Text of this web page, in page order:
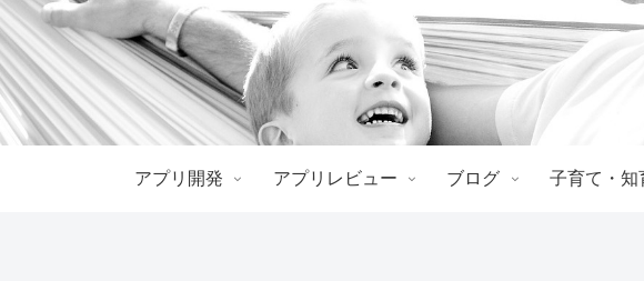
アプリ開発 アプリレビュー ブログ 子育て・知